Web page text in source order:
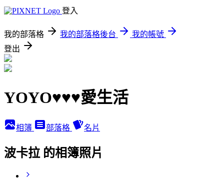
登入
我的部落格 我的部落格後台
我的帳號
登出
YOYO♥♥♥愛生活
相簿 部落格 名片
波卡拉 的相簿照片